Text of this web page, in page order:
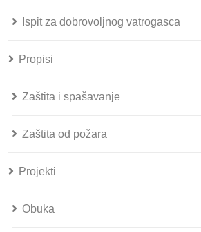
Ispit za dobrovoljnog vatrogasca
Propisi
Zaštita i spašavanje
Zaštita od požara
Projekti
Obuka